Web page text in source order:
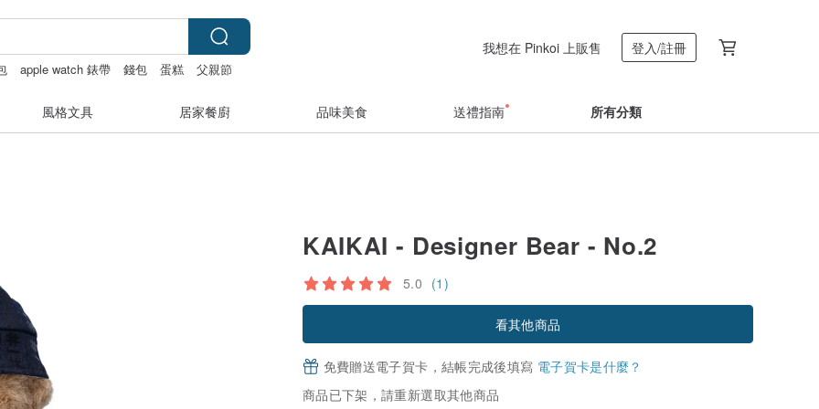
apple watch 錶帶 錢包 蛋糕 父親節
我想在 Pinkoi 上販售 登入/註冊
風格文具 居家餐廚 品味美食 送禮指南 所有分類
KAIKAI - Designer Bear - No.2
5.0 (1)
看其他商品
免費贈送電子賀卡，結帳完成後填寫 電子賀卡是什麼？
商品已下架，請重新選取其他商品